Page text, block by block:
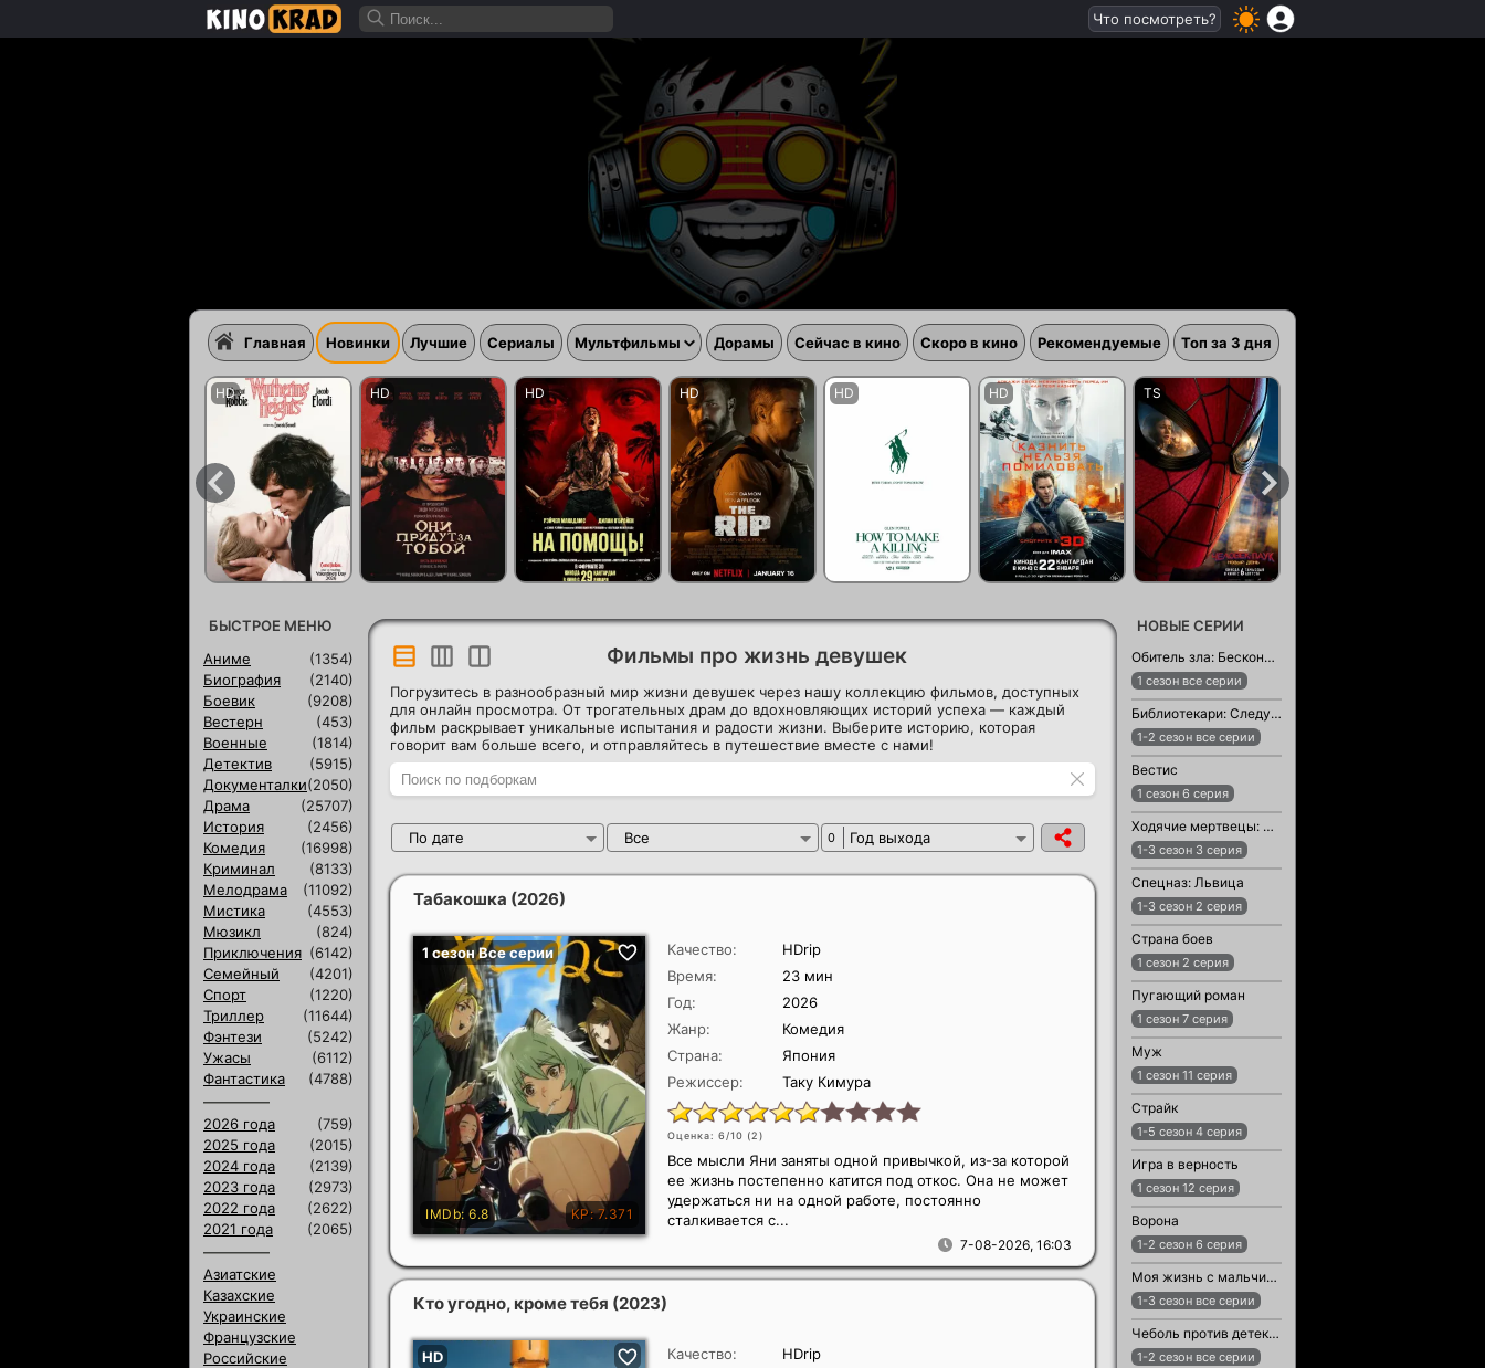
Фильмы про жизнь девушек
Погрузитесь в разнообразный мир жизни девушек через нашу коллекцию фильмов, доступных
для онлайн просмотра. От трогательных драм до вдохновляющих историй успеха — каждый
фильм раскрывает уникальные испытания и радости жизни. Выберите историю, которая
говорит вам больше всего, и отправляйтесь в путешествие вместе с нами!
По дате Все 0 Год выхода
Табакошка (2026)
Качество:
HDrip
Время:
23 мин
Год:
2026
Жанр:
Комедия
Страна:
Япония
Режиссер:
Таку Кимура
Оценка: 6/10 (2)
7-08-2026, 16:03
Все мысли Яни заняты одной привычкой, из-за которой
ее жизнь постепенно катится под откос. Она не может
удержаться ни на одной работе, постоянно
сталкивается с...
Кто угодно, кроме тебя (2023)
Качество:
HDrip
БЫСТРОЕ МЕНЮ
Аниме
(1354)
Биография
(2140)
Боевик
(9208)
Вестерн
(453)
Военные
(1814)
Детектив
(5915)
Документалки(2050)
Драма
(25707)
История
(2456)
Комедия
(16998)
Криминал
(8133)
Мелодрама
(11092)
Мистика
(4553)
Мюзикл
(824)
Приключения (6142)
Семейный
(4201)
Спорт
(1220)
Триллер
(11644)
Фэнтези
(5242)
Ужасы
(6112)
Фантастика
(4788)
2026 года
(759)
2025 года
(2015)
2024 года
(2139)
2023 года
(2973)
2022 года
(2622)
2021 года
(2065)
Азиатские
Казахские
Украинские
Французские
Российские
НОВЫЕ СЕРИИ
Обитель зла: Бесконечная тьма
1 сезон все серии
Библиотекари: Следующая глава
1-2 сезон все серии
Вестис
1 сезон 6 серия
Ходячие мертвецы: Мертвый город
1-3 сезон 3 серия
Спецназ: Львица
1-3 сезон 2 серия
Страна боев
1 сезон 2 серия
Пугающий роман
1 сезон 7 серия
Муж
1 сезон 11 серия
Страйк
1-5 сезон 4 серия
Игра в верность
1 сезон 12 серия
Ворона
1-2 сезон 6 серия
Моя жизнь с мальчиками Уолтер
1-3 сезон все серии
Чеболь против детектива
1-2 сезон все серии
Главная Новинки Лучшие Сериалы Мультфильмы Дорамы Сейчас в кино Скоро в кино Рекомендуемые Топ за 3 дня
Что посмотреть?